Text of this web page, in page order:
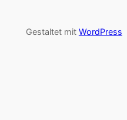
Gestaltet mit WordPress